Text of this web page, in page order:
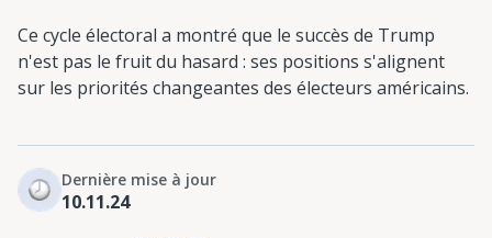
Ce cycle électoral a montré que le succès de Trump
n'est pas le fruit du hasard : ses positions s'alignent
sur les priorités changeantes des électeurs américains.
Dernière mise à jour
10.11.24